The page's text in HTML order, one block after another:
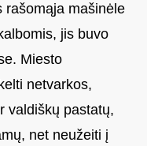
rašomąja mašinėle
jis buvo
Miesto
netvarkos,
valdiškų pastatų,
net neužeiti į